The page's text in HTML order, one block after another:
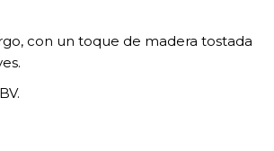
con un toque de madera tostada